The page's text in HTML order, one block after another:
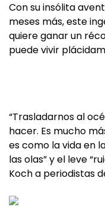
Con su insólita
meses más, este
quiere ganar un
puede vivir
“Trasladarnos al
hacer. Es mucho
es como la vida en
las olas” y el leve
Koch a periodistas